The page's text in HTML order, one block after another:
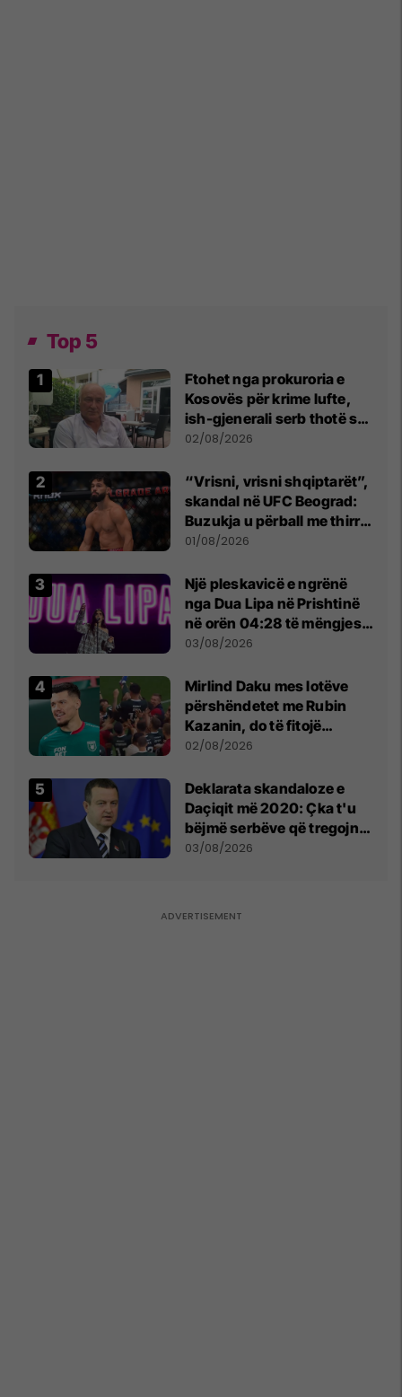
Top 5
Ftohet nga prokuroria e
Kosovës për krime lufte,
ish-gjenerali serb thotë se
dikush e tradhtoi në
02/08/2026
“Vrisni, vrisni shqiptarët”,
skandal në UFC Beograd:
Buzukja u përball me thirrje
anti-shqiptare nga
01/08/2026
Një pleskavicë e ngrënë
nga Dua Lipa në Prishtinë
në orën 04:28 të mëngjesit
- dhe bota digjitale serbe
03/08/2026
Mirlind Daku mes lotëve
përshëndetet me Rubin
Kazanin, do të fitojë
miliona te Spartak Moska
02/08/2026
​Deklarata skandaloze e
Daçiqit më 2020: Çka t'u
bëjmë serbëve që tregojnë
ku janë varrosur shqiptarët
03/08/2026